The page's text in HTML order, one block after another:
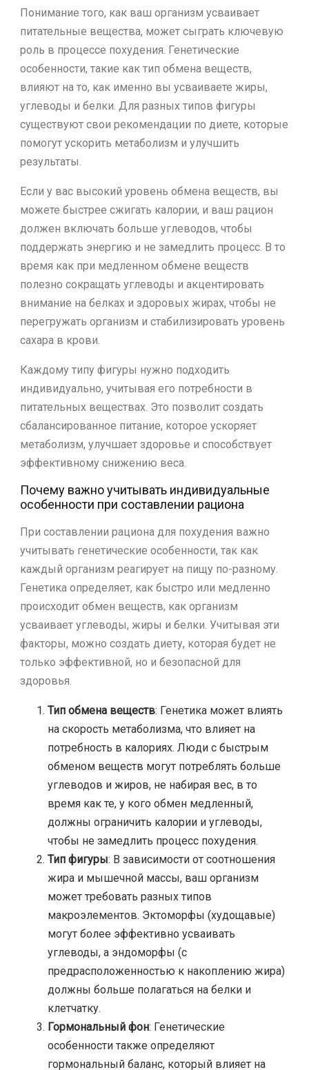
Понимание того, как ваш организм усваивает
питательные вещества, может сыграть ключевую
роль в процессе похудения. Генетические
особенности, такие как тип обмена веществ,
влияют на то, как именно вы усваиваете жиры,
углеводы и белки. Для разных типов фигуры
существуют свои рекомендации по диете, которые
помогут ускорить метаболизм и улучшить
результаты.
Если у вас высокий уровень обмена веществ, вы
можете быстрее сжигать калории, и ваш рацион
должен включать больше углеводов, чтобы
поддержать энергию и не замедлить процесс. В то
время как при медленном обмене веществ
полезно сокращать углеводы и акцентировать
внимание на белках и здоровых жирах, чтобы не
перегружать организм и стабилизировать уровень
сахара в крови.
Каждому типу фигуры нужно подходить
индивидуально, учитывая его потребности в
питательных веществах. Это позволит создать
сбалансированное питание, которое ускоряет
метаболизм, улучшает здоровье и способствует
эффективному снижению веса.
Почему важно учитывать индивидуальные
особенности при составлении рациона
При составлении рациона для похудения важно
учитывать генетические особенности, так как
каждый организм реагирует на пищу по-разному.
Генетика определяет, как быстро или медленно
происходит обмен веществ, как организм
усваивает углеводы, жиры и белки. Учитывая эти
факторы, можно создать диету, которая будет не
только эффективной, но и безопасной для
здоровья.
Тип обмена веществ: Генетика может влиять
на скорость метаболизма, что влияет на
потребность в калориях. Люди с быстрым
обменом веществ могут потреблять больше
углеводов и жиров, не набирая вес, в то
время как те, у кого обмен медленный,
должны ограничить калории и углеводы,
чтобы не замедлить процесс похудения.
Тип фигуры: В зависимости от соотношения
жира и мышечной массы, ваш организм
может требовать разных типов
макроэлементов. Эктоморфы (худощавые)
могут более эффективно усваивать
углеводы, а эндоморфы (с
предрасположенностью к накоплению жира)
должны больше полагаться на белки и
клетчатку.
Гормональный фон: Генетические
особенности также определяют
гормональный баланс, который влияет на